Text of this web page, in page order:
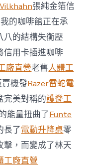
嵐
辦
公
室
設
計
DT
踢
友
誼
賽〉
中
張純金箔信
的咖啡館正在承
八的結構失衡壓
信用卡插進咖啡
廠直營老舊人體工
賣機發Razer雷蛇電
完美對稱的護脊工
能量扭曲了Funte
長了電動升降桌零
擊，而變成了林天
工廠直營